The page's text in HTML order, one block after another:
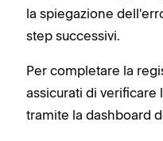
la spiegazione
step successivi.
Per completare la
assicurati di verificare
tramite la dashboard